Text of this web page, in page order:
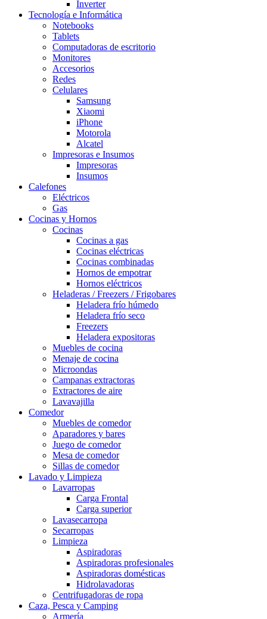
Inverter
Tecnología e Informática
Notebooks
Tablets
Computadoras de escritorio
Monitores
Accesorios
Redes
Celulares
Samsung
Xiaomi
iPhone
Motorola
Alcatel
Impresoras e Insumos
Impresoras
Insumos
Calefones
Eléctricos
Gas
Cocinas y Hornos
Cocinas
Cocinas a gas
Cocinas eléctricas
Cocinas combinadas
Hornos de empotrar
Hornos eléctricos
Heladeras / Freezers / Frigobares
Heladera frío húmedo
Heladera frío seco
Freezers
Heladera expositoras
Muebles de cocina
Menaje de cocina
Microondas
Campanas extractoras
Extractores de aire
Lavavajilla
Comedor
Muebles de comedor
Aparadores y bares
Juego de comedor
Mesa de comedor
Sillas de comedor
Lavado y Limpieza
Lavarropas
Carga Frontal
Carga superior
Lavasecarropa
Secarropas
Limpieza
Aspiradoras
Aspiradoras profesionales
Aspiradoras domésticas
Hidrolavadoras
Centrifugadoras de ropa
Caza, Pesca y Camping
Armería